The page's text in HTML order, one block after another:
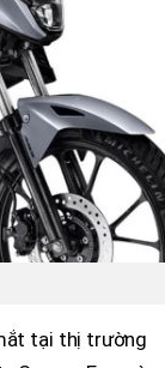
tại thị trường